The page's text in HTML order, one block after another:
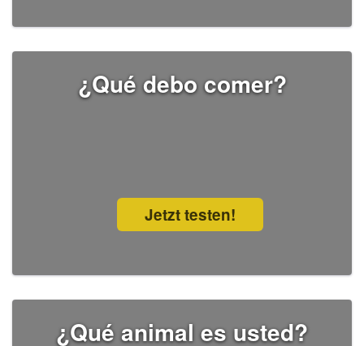
¿Qué debo comer?
Jetzt testen!
¿Qué animal es usted?